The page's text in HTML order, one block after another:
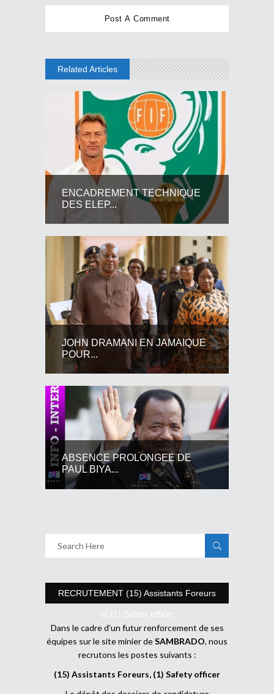
Related Articles
ENCADREMENT TECHNIQUE
DES ELEP...
JOHN DRAMANI EN JAMAIQUE
POUR...
ABSENCE PROLONGEE DE
PAUL BIYA...
RECRUTEMENT (15) Assistants Foreurs
et (1) Safety officer
Dans le cadre d’un futur renforcement de ses
équipes sur le site minier deSAMBRADO, nous
recrutons les postes suivants :
(15) Assistants Foreurs, (1) Safety officer